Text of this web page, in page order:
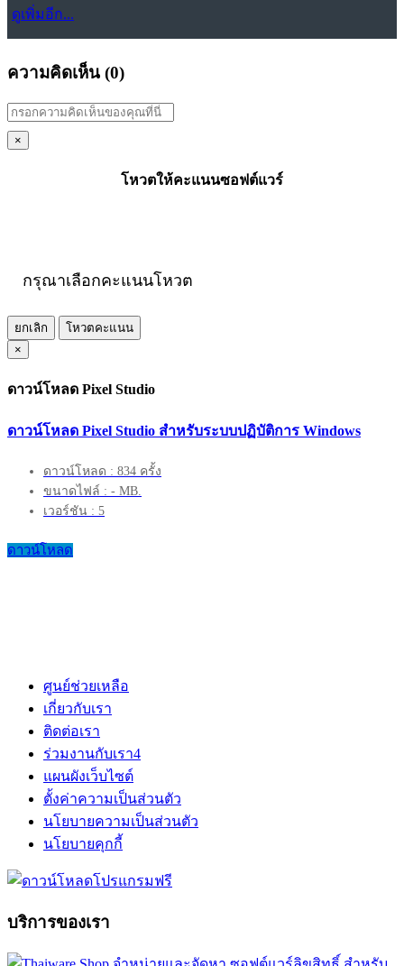
ดูเพิ่มอีก...
ความคิดเห็น (0)
×
โหวตให้คะแนนซอฟต์แวร์
กรุณาเลือกคะแนนโหวต
ยกเลิก
โหวตคะแนน
×
ดาวน์โหลด Pixel Studio
ดาวน์โหลด Pixel Studio สำหรับระบบปฏิบัติการ Windows
ดาวน์โหลด : 834 ครั้ง
ขนาดไฟล์ : - MB.
เวอร์ชัน : 5
ดาวน์โหลด
ศูนย์ช่วยเหลือ
เกี่ยวกับเรา
ติดต่อเรา
ร่วมงานกับเรา4
แผนผังเว็บไซต์
ตั้งค่าความเป็นส่วนตัว
นโยบายความเป็นส่วนตัว
นโยบายคุกกี้
บริการของเรา